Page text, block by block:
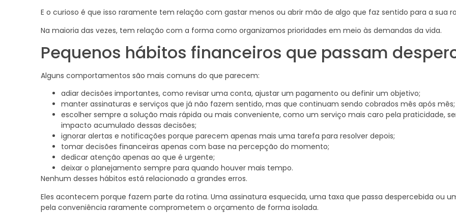
E o curioso é que isso raramente tem relação com gastar menos ou abrir mão de algo que faz sentido para a sua
Na maioria das vezes, tem relação com a forma como organizamos prioridades em meio às demandas da vida.
Pequenos hábitos financeiros que passam
Alguns comportamentos são mais comuns do que parecem:
adiar decisões importantes, como revisar uma conta, ajustar um pagamento ou definir um objetivo;
manter assinaturas e serviços que já não fazem sentido, mas que continuam sendo cobrados mês após mês;
escolher sempre a solução mais rápida ou mais conveniente, como um serviço mais caro pela praticidade,
impacto acumulado dessas decisões;
ignorar alertas e notificações porque parecem apenas mais uma tarefa para resolver depois;
tomar decisões financeiras apenas com base na percepção do momento;
dedicar atenção apenas ao que é urgente;
deixar o planejamento sempre para quando houver mais tempo.
Nenhum desses hábitos está relacionado a grandes erros.
Eles acontecem porque fazem parte da rotina. Uma assinatura esquecida, uma taxa que passa despercebida ou
pela conveniência raramente comprometem o orçamento de forma isolada.